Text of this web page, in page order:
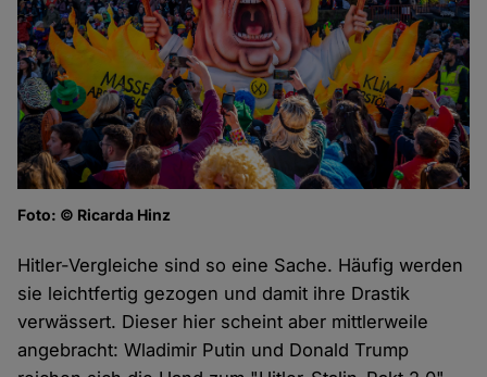
Foto: © Ricarda Hinz
Hitler-Vergleiche sind so eine Sache. Häufig werden
sie leichtfertig gezogen und damit ihre Drastik
verwässert. Dieser hier scheint aber mittlerweile
angebracht: Wladimir Putin und Donald Trump